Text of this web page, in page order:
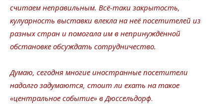
считаем неправильным. Всё-таки закрытость,
кулуарность выставки влекла на неё посетителей из
разных стран и помогала им в непринуждённой
обстановке обсуждать сотрудничество.
Думаю, сегодня многие иностранные посетители
надолго задумаются, стоит ли ехать на такое
«центральное событие» в Дюссельдорф.